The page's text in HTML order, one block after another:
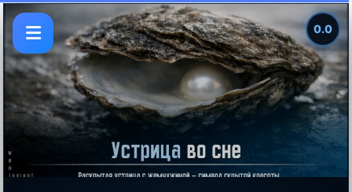
0.0